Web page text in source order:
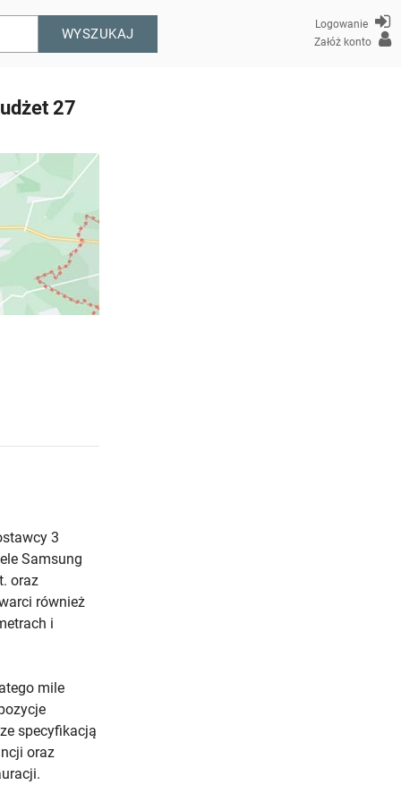
WYSZUKAJ
Logowanie
Załóż konto
27
3
Samsung
oraz
również
i
mile
specyfikacją
oraz